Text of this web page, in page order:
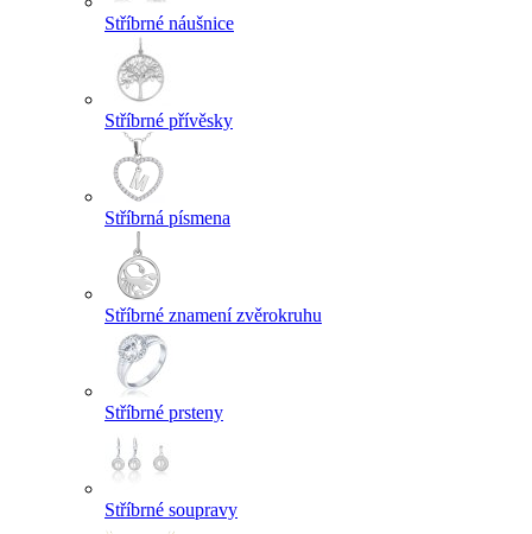
Stříbrné náušnice
Stříbrné přívěsky
Stříbrná písmena
Stříbrné znamení zvěrokruhu
Stříbrné prsteny
Stříbrné soupravy